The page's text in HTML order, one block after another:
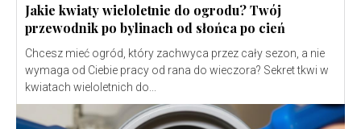
Jakie kwiaty wieloletnie do ogrodu? Twój
przewodnik po bylinach od słońca po cień
Chcesz mieć ogród, który zachwyca przez cały sezon, a nie
wymaga od Ciebie pracy od rana do wieczora? Sekret tkwi w
kwiatach wieloletnich do...